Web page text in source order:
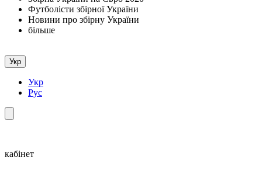
Футболісти збірної України
Новини про збірну України
більше
Укр
Укр
Рус
кабінет